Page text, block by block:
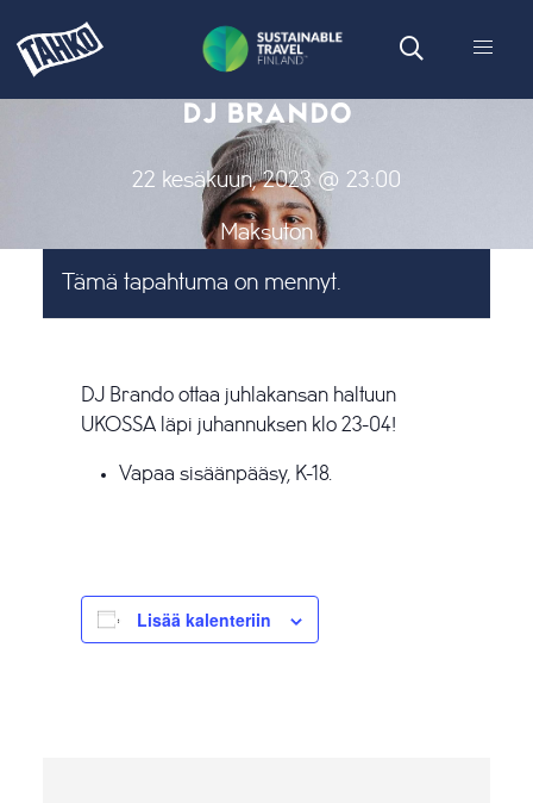
DJ BRANDO
22 kesäkuun, 2023 @ 23:00
Maksuton
Tämä tapahtuma on mennyt.
DJ Brando ottaa juhlakansan haltuun
UKOSSA läpi juhannuksen klo 23-04!
Vapaa sisäänpääsy, K-18.
Lisää kalenteriin